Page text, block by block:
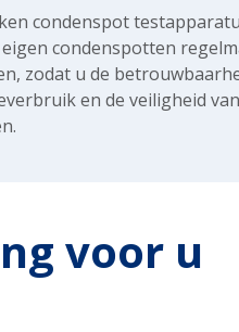
condenspot
condenspotten
zodat u de
voor u